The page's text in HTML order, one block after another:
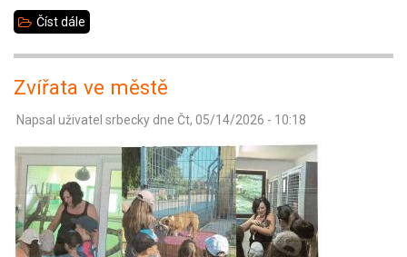
Číst dále
dopravní
soutěž
mladých
cyklistů
-
BESIP
Zvířata ve městě
Napsal uživatel srbecky dne Čt, 05/14/2026 - 10:18